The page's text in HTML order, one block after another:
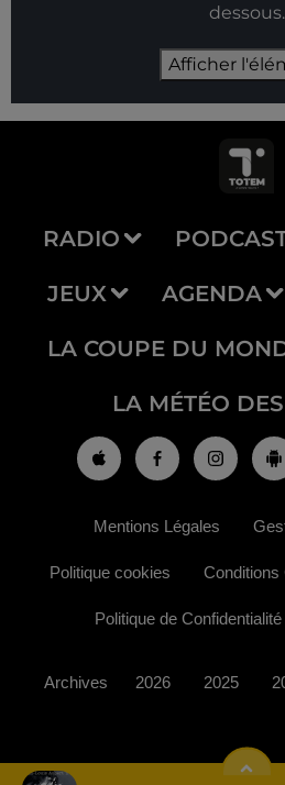
dessous.
Afficher
RADIO
JEUX AGENDA
LA COUPE DU
LA MÉTÉO
Mentions Légales
Politique cookies Conditions
Politique de Confidentialité
Archives 2026 2025